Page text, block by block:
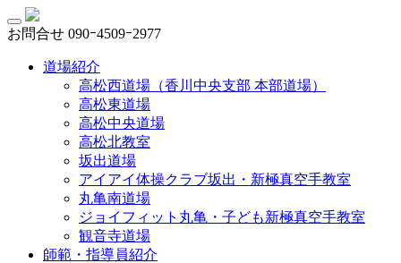
お問合せ 090ｰ4509ｰ2977
道場紹介
高松西道場（香川中央支部 本部道場）
高松東道場
高松中央道場
高松北教室
坂出道場
アイアイ体操クラブ坂出・新極真空手教室
丸亀南道場
ジョイフィット丸亀・子ども新極真空手教室
観音寺道場
師範・指導員紹介